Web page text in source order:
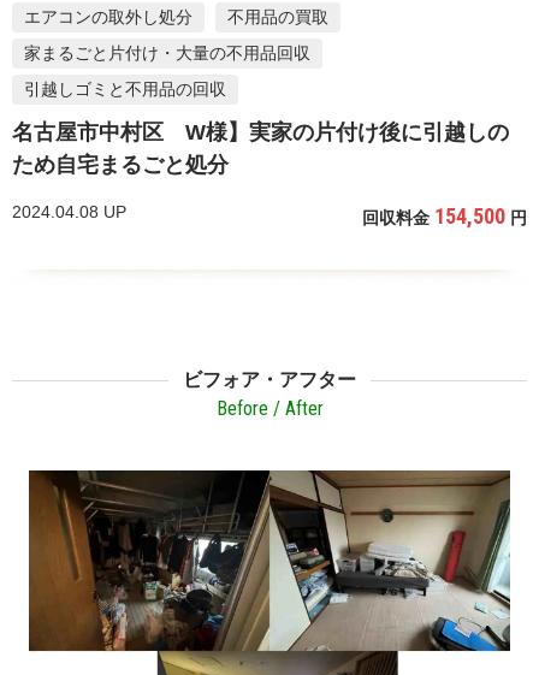
エアコンの取外し処分
不用品の買取
家まるごと片付け・大量の不用品回収
引越しゴミと不用品の回収
名古屋市中村区 W様】実家の片付け後に引越しの
ため自宅まるごと処分
2024.04.08 UP 回収料金 154,500 円
ビフォア・アフター
Before / After